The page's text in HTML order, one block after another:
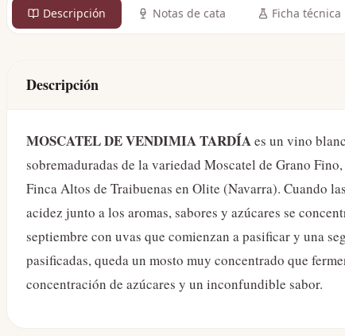
Descripción Notas de cata Ficha técnica
Descripción
MOSCATEL DE VENDIMIA TARDÍAes un vino
sobremaduradas de la variedad Moscatel de Grano
Finca Altos de Traibuenas en Olite (Navarra). Cuando
acidez junto a los aromas, sabores y azúcares se
septiembre con uvas que comienzan a pasificar y una
pasificadas, queda un mosto muy concentrado que
concentración de azúcares y un inconfundible sabor.